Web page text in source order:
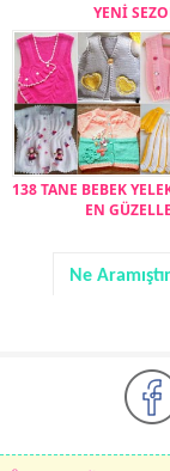
YENİ
138 TANE BEBEK
EN